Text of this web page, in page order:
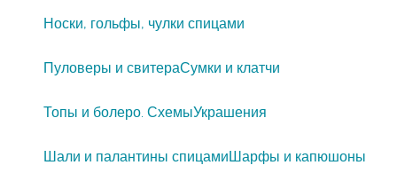
Носки, гольфы, чулки спицами
Пуловеры и свитераСумки и клатчи
Топы и болеро. СхемыУкрашения
Шали и палантины спицамиШарфы и капюшоны